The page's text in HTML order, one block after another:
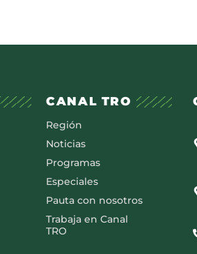
CANAL TRO
Región
Noticias
Programas
Especiales
Pauta con nosotros
Trabaja en Canal
TRO